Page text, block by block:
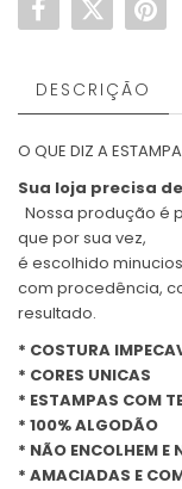
DESCRIÇÃO
O QUE DIZ A
Sua loja precisa
Nossa produção é
que por sua vez,
é escolhido
com procedência,
resultado.
* COSTURA
* CORES UNICAS
* ESTAMPAS COM
* 100% ALGODÃO
* NÃO ENCOLHEM
* AMACIADAS E